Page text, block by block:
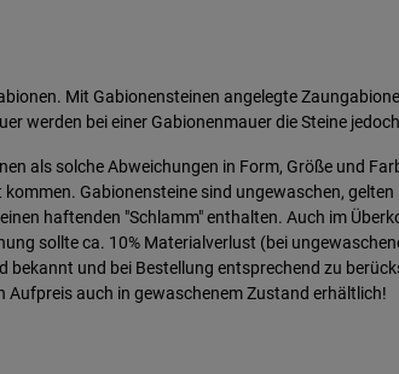
Mit Gabionensteinen angelegte
werden bei einer Gabionenmauer die Steine
als solche Abweichungen in Form, Größe und
Gabionensteine sind ungewaschen,
haftenden "Schlamm" enthalten. Auch im
sollte ca. 10% Materialverlust (bei
und bei Bestellung entsprechend zu
Aufpreis auch in gewaschenem Zustand erhältlich!